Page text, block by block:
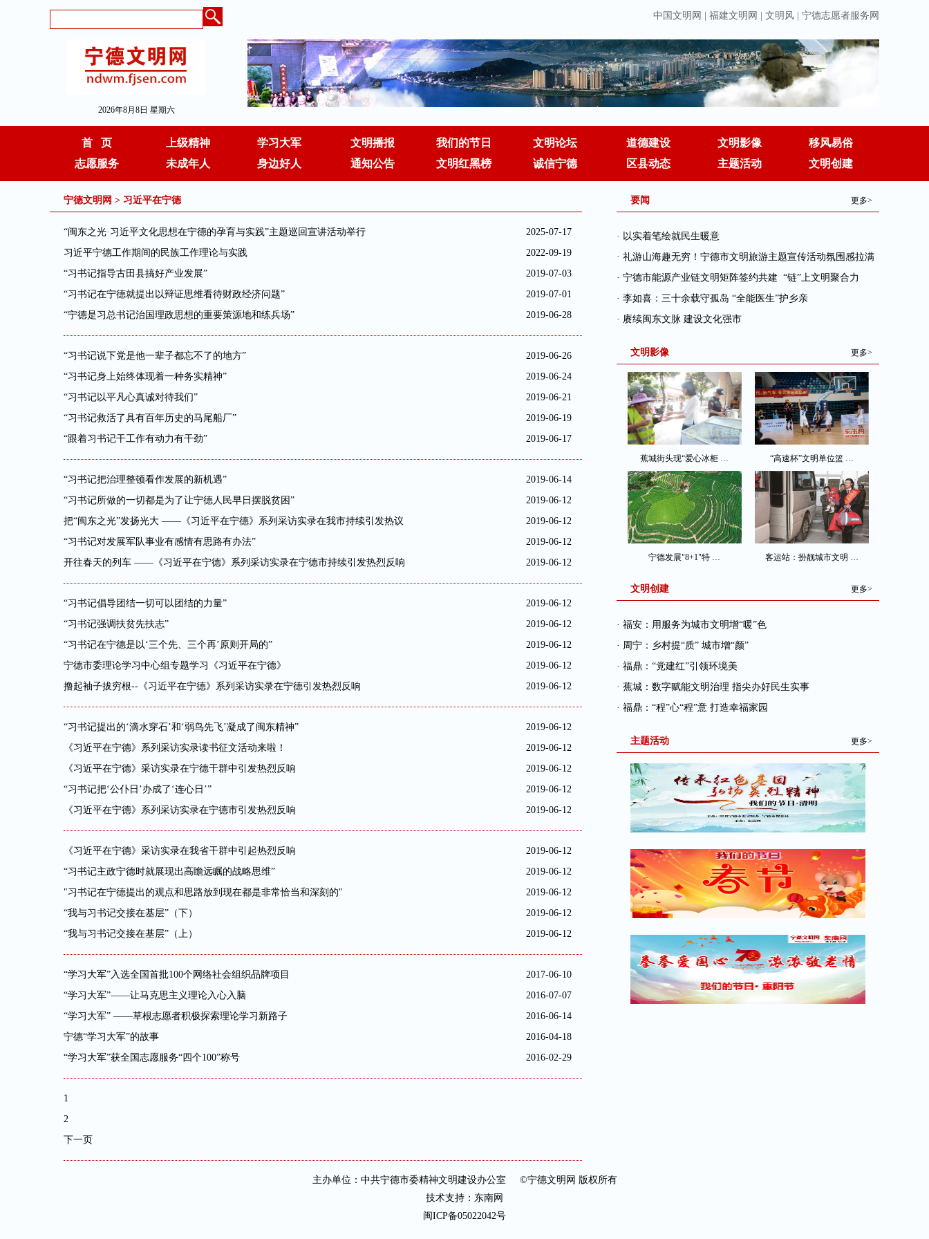
中国文明网 福建文明网 文明风 宁德志愿者服务网
2026年8月8日 星期六
首 页 上级精神
学习大军
志愿服务
未成年人 身边好人
文明播报 我们的节日
文明论坛
通知公告
文明红黑榜 诚信宁德
道德建设 文明影像
移风易俗
区县动态
主题活动 文明创建
宁德文明网 > 习近平在宁德
2025-07-17
“闽东之光·习近平文化思想在宁德的孕育与实践”主题巡回宣讲活动举行
2022-09-19
习近平宁德工作期间的民族工作理论与实践
2019-07-03
“习书记指导古田县搞好产业发展”
2019-07-01
“习书记在宁德就提出以辩证思维看待财政经济问题”
2019-06-28
“宁德是习总书记治国理政思想的重要策源地和练兵场”
2019-06-26
“习书记说下党是他一辈子都忘不了的地方”
2019-06-24
“习书记身上始终体现着一种务实精神”
2019-06-21
“习书记以平凡心真诚对待我们”
2019-06-19
“习书记救活了具有百年历史的马尾船厂”
2019-06-17
“跟着习书记干工作有动力有干劲”
2019-06-14
“习书记把治理整顿看作发展的新机遇”
2019-06-12
“习书记所做的一切都是为了让宁德人民早日摆脱贫困”
2019-06-12
把“闽东之光”发扬光大 ——《习近平在宁德》系列采访实录在我市持续引发热议
2019-06-12
“习书记对发展军队事业有感情有思路有办法”
2019-06-12
开往春天的列车 ——《习近平在宁德》系列采访实录在宁德市持续引发热烈反响
2019-06-12
“习书记倡导团结一切可以团结的力量”
2019-06-12
“习书记强调扶贫先扶志”
2019-06-12
“习书记在宁德是以‘三个先、三个再’原则开局的”
2019-06-12
宁德市委理论学习中心组专题学习《习近平在宁德》
2019-06-12
撸起袖子拔穷根--《习近平在宁德》系列采访实录在宁德引发热烈反响
2019-06-12
“习书记提出的‘滴水穿石’和‘弱鸟先飞’凝成了闽东精神”
2019-06-12
《习近平在宁德》系列采访实录读书征文活动来啦！
2019-06-12
《习近平在宁德》采访实录在宁德干群中引发热烈反响
2019-06-12
“习书记把‘公仆日’办成了‘连心日’”
2019-06-12
《习近平在宁德》系列采访实录在宁德市引发热烈反响
2019-06-12
《习近平在宁德》采访实录在我省干群中引起热烈反响
2019-06-12
“习书记主政宁德时就展现出高瞻远瞩的战略思维”
2019-06-12
"习书记在宁德提出的观点和思路放到现在都是非常恰当和深刻的"
2019-06-12
“我与习书记交接在基层”（下）
2019-06-12
“我与习书记交接在基层”（上）
2017-06-10
“学习大军”入选全国首批100个网络社会组织品牌项目
2016-07-07
“学习大军”——让马克思主义理论入心入脑
2016-06-14
“学习大军” ——草根志愿者积极探索理论学习新路子
2016-04-18
宁德“学习大军”的故事
2016-02-29
“学习大军”获全国志愿服务“四个100”称号
1
2
下一页
更多>
要闻
· 以实着笔绘就民生暖意
· 礼游山海趣无穷！宁德市文明旅游主题宣传活动氛围感拉满
· 宁德市能源产业链文明矩阵签约共建 “链”上文明聚合力
· 李如喜：三十余载守孤岛 “全能医生”护乡亲
· 赓续闽东文脉 建设文化强市
更多>
文明影像
蕉城街头现“爱心冰柜 … “高速杯”文明单位篮 …
宁德发展"8+1"特 … 客运站：扮靓城市文明 …
更多>
文明创建
· 福安：用服务为城市文明增“暖”色
· 周宁：乡村提“质” 城市增“颜”
· 福鼎：“党建红”引领环境美
· 蕉城：数字赋能文明治理 指尖办好民生实事
· 福鼎：“程”心“程”意 打造幸福家园
更多>
主题活动
主办单位：中共宁德市委精神文明建设办公室 ©宁德文明网 版权所有
技术支持： 东南网
闽ICP备05022042号